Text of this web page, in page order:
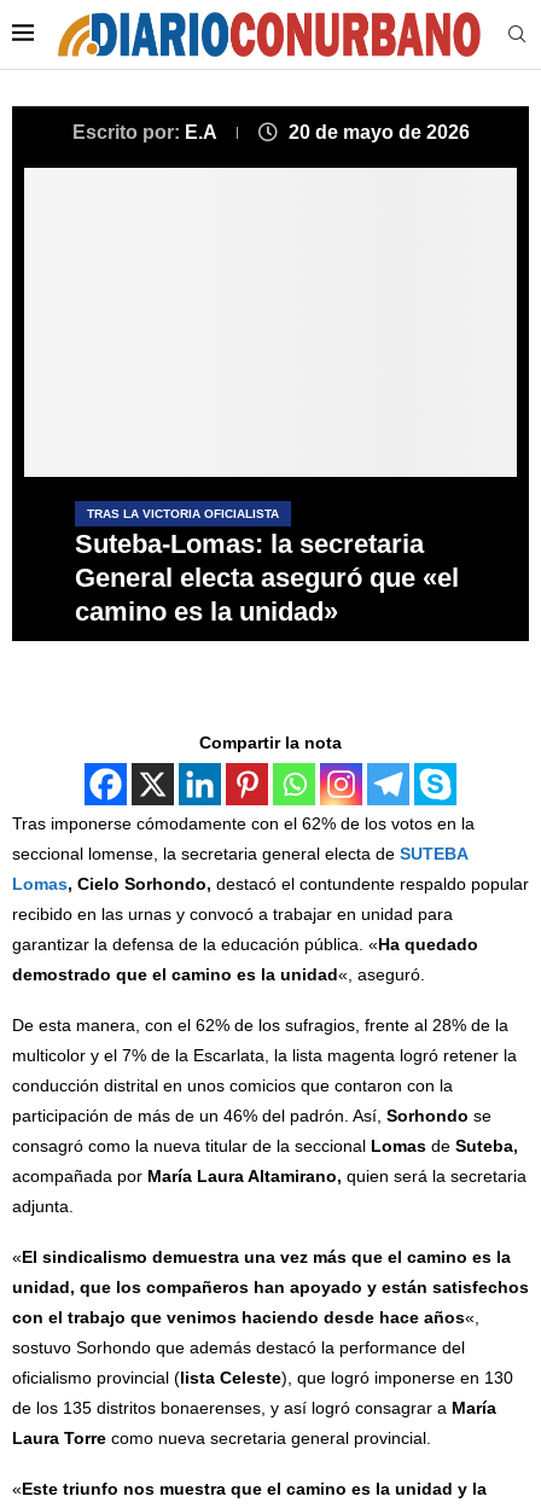
Escrito por: E.A 20 de mayo de 2026
TRAS LA VICTORIA OFICIALISTA
Suteba-Lomas: la secretaria
General electa aseguró que «el
camino es la unidad»
Compartir la nota
Tras imponerse cómodamente con el 62% de los votos en la
seccional lomense, la secretaria general electa de SUTEBA
Lomas, Cielo Sorhondo, destacó el contundente respaldo popular
recibido en las urnas y convocó a trabajar en unidad para
garantizar la defensa de la educación pública. «Ha quedado
demostrado que el camino es la unidad«, aseguró.
De esta manera, con el 62% de los sufragios, frente al 28% de la
multicolor y el 7% de la Escarlata, la lista magenta logró retener la
conducción distrital en unos comicios que contaron con la
participación de más de un 46% del padrón. Así, Sorhondo se
consagró como la nueva titular de la seccional Lomas de Suteba,
acompañada por María Laura Altamirano, quien será la secretaria
adjunta.
«El sindicalismo demuestra una vez más que el camino es la
unidad, que los compañeros han apoyado y están satisfechos
con el trabajo que venimos haciendo desde hace años«,
sostuvo Sorhondo que además destacó la performance del
oficialismo provincial (lista Celeste), que logró imponerse en 130
de los 135 distritos bonaerenses, y así logró consagrar a María
Laura Torre como nueva secretaria general provincial.
«Este triunfo nos muestra que el camino es la unidad y la